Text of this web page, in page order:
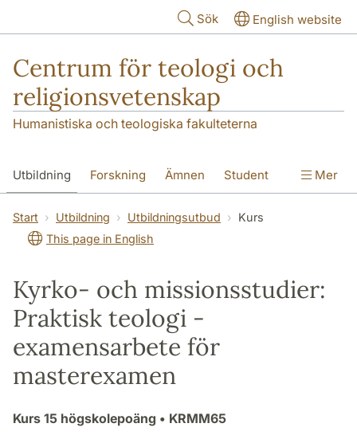
Sök English website
Centrum för teologi och
religionsvetenskap
Humanistiska och teologiska fakulteterna
Utbildning Forskning Ämnen Student
Institutionen
Mer
Start Utbildning Utbildningsutbud
Kurs
This page in English
Kyrko- och missionsstudier:
Praktisk teologi -
examensarbete för
masterexamen
Kurs 15 högskolepoäng • KRMM65